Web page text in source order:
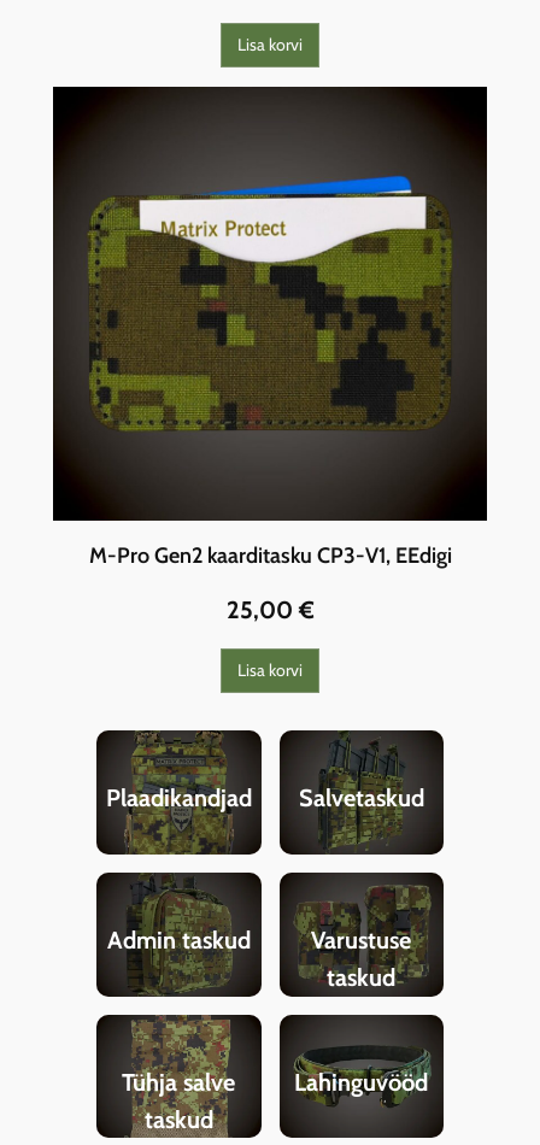
Lisa korvi
M-Pro Gen2 kaarditasku CP3-V1, EEdigi
25,00€
Lisa korvi
Plaadikandjad Salvetaskud
Admin taskud
Varustuse
taskud
Tühja salve
taskud
Lahinguvööd